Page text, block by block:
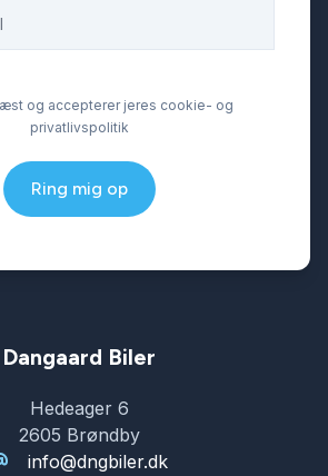
og accepterer jeres cookie- og
privatlivspolitik
Ring mig op
Dangaard Biler
Hedeager 6
2605 Brøndby
info@dngbiler.dk